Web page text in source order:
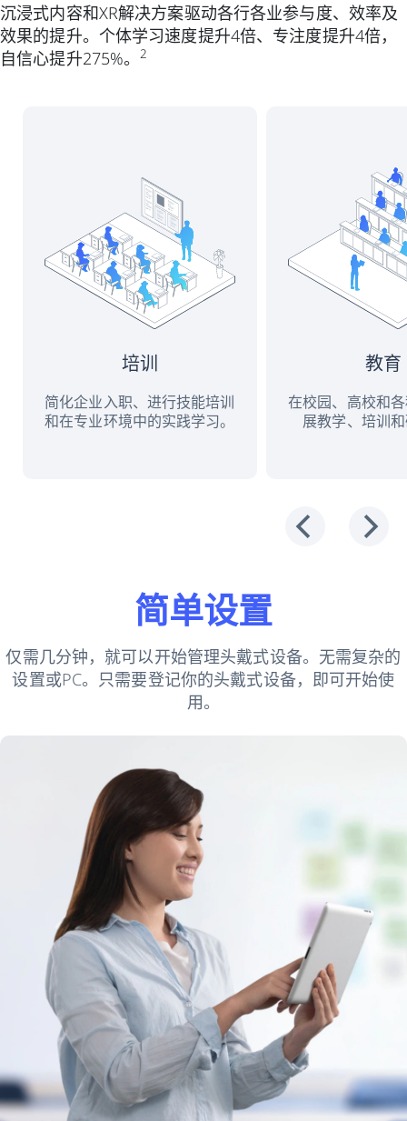
沉浸式内容和XR解决方案驱动各行各业参与度、效率及
效果的提升。个体学习速度提升4倍、专注度提升4倍，
自信心提升275%。2
培训
简化企业入职、进行技能培训
和在专业环境中的实践学习。
教育
在校园、高校和
展教学、培训
简单设置
仅需几分钟，就可以开始管理头戴式设备。无需复杂的
设置或PC。只需要登记你的头戴式设备，即可开始使
用。